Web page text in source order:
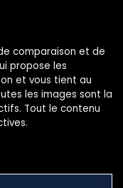
comparaison et de
propose les
et vous tient au
les images sont la
Tout le contenu